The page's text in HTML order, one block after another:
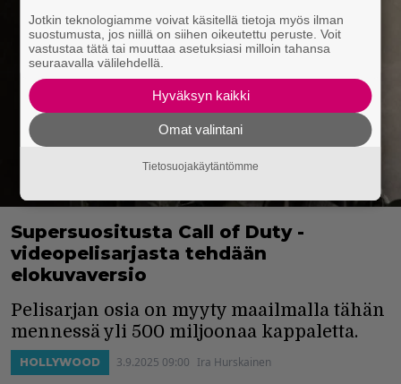
Supersuositusta Call of Duty -
videopelisarjasta tehdään
elokuvaversio
Pelisarjan osia on myyty maailmalla tähän
mennessä yli 500 miljoonaa kappaletta.
HOLLYWOOD 3.9.2025 09:00 Ira Hurskainen
Jotkin teknologiamme voivat käsitellä tietoja myös ilman
suostumusta, jos niillä on siihen oikeutettu peruste. Voit
vastustaa tätä tai muuttaa asetuksiasi milloin tahansa
seuraavalla välilehdellä.
Hyväksyn kaikki
Omat valintani
Tietosuojakäytäntömme